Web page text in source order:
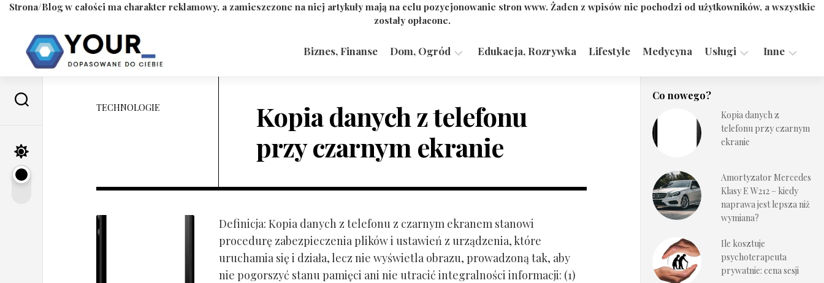
Strona/Blog w całości ma charakter reklamowy, a zamieszczone na niej artykuły mają na celu pozycjonowanie stron www. Żaden z wpisów nie pochodzi od użytkowników, a wszystkie
zostały opłacone.
content
Biznes, Finanse Dom, Ogród Edukacja, Rozrywka Lifestyle Medycyna Usługi
Technologie
Inne
TECHNOLOGIE
Kopia danych z telefonu
przy czarnym ekranie
Definicja: Kopia danych z telefonu z czarnym ekranem stanowi
procedurę zabezpieczenia plików i ustawień z urządzenia, które
uruchamia się i działa, lecz nie wyświetla obrazu, prowadzoną tak, aby
nie pogorszyć stanu pamięci ani nie utracić integralności informacji: (1)
Co nowego?
Kopia danych z
telefonu przy czarnym
ekranie
Amortyzator Mercedes
Klasy E W212 – kiedy
naprawa jest lepsza niż
wymiana?
Ile kosztuje
psychoterapeuta
prywatnie: cena sesji